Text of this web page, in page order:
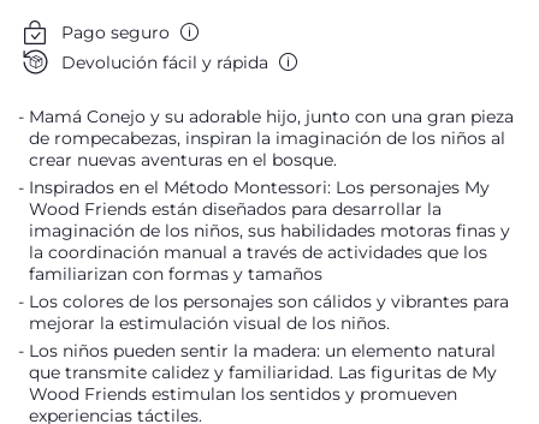
Pago seguro
Devolución fácil y rápida
Mamá Conejo y su adorable hijo, junto con una gran pieza
de rompecabezas, inspiran la imaginación de los niños al
crear nuevas aventuras en el bosque.
Inspirados en el Método Montessori: Los personajes My
Wood Friends están diseñados para desarrollar la
imaginación de los niños, sus habilidades motoras finas y
la coordinación manual a través de actividades que los
familiarizan con formas y tamaños
Los colores de los personajes son cálidos y vibrantes para
mejorar la estimulación visual de los niños.
Los niños pueden sentir la madera: un elemento natural
que transmite calidez y familiaridad. Las figuritas de My
Wood Friends estimulan los sentidos y promueven
experiencias táctiles.